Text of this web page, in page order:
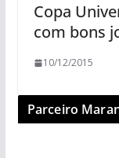
Copa
com bons
10/12/2015
Parceiro